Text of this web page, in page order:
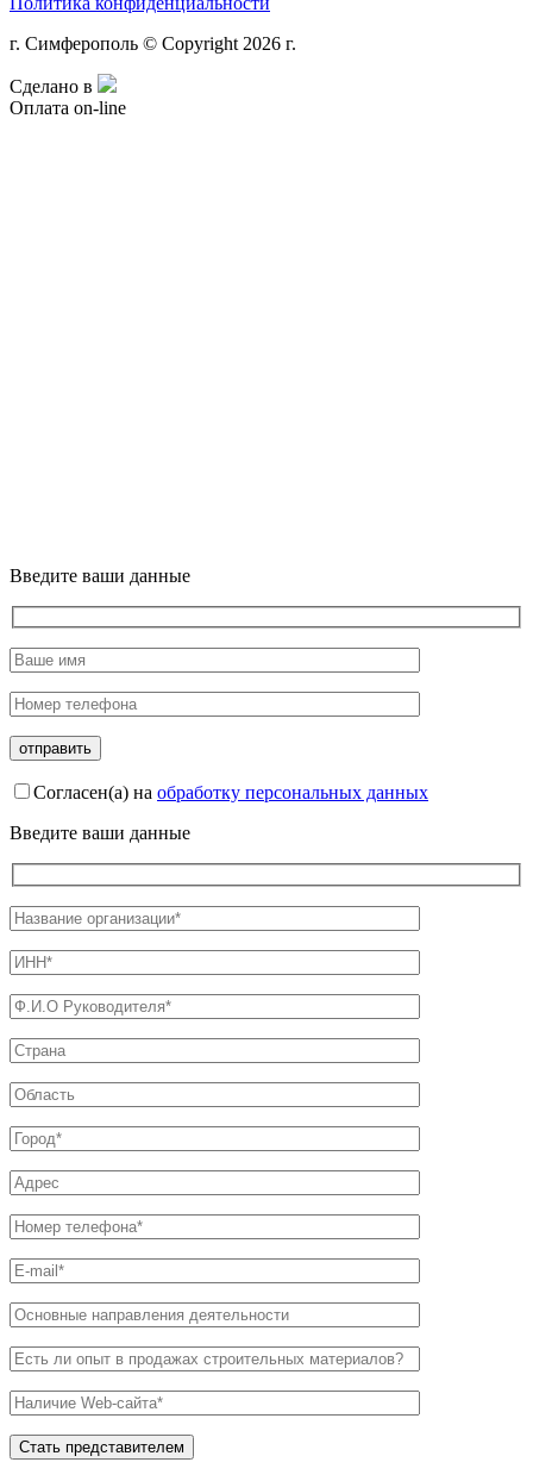
г. Симферополь © Copyright 2026 г.
Сделано в
Оплата on-line
Введите ваши данные
Согласен(а) на обработку персональных данных
Введите ваши данные